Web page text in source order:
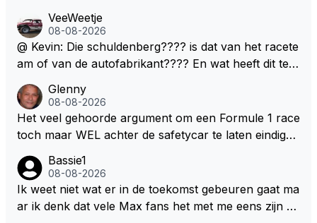
em meer plezier gebracht dan de F1 op dit moment.
ronkende motoren en op de grenzen rijden van de
mogelijkheden. Het ouderwetse racen waarbij de ma
nnen en jongens verdeeld worden. Als deze auto's g
uden dan dat hij op dit moment beweerd. Dan kan hij
zijn talenten en uitzonderlijke klasse laten zien en he
eft daar enorm veel lol aan.
VeeWeetje
08-08-2026
@ Kevin: Die schuldenberg???? is dat van het racete
am of van de autofabrikant???? En wat heeft dit te
ert nu de spindoctor van newey geworden?? Eerlijk
gezegd snap ik de de kop én het artikel niet echt.
Glenny
08-08-2026
Het veel gehoorde argument om een Formule 1 race
toch maar WEL achter de safetycar te laten eindigen
dat men vreest voor een brandstof tekort. Kennelijk
rijden de teams met tot op de liter afgemeten peut...
Bassie1
08-08-2026
Ik weet niet wat er in de toekomst gebeuren gaat ma
ar ik denk dat vele Max fans het met me eens zijn da